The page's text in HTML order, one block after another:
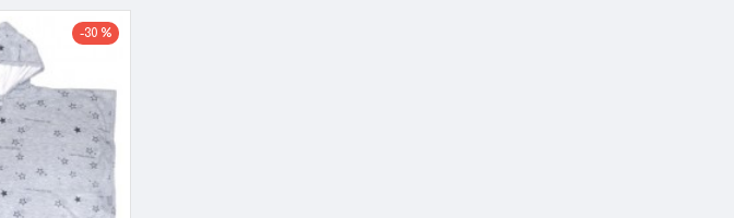
sa
-30 %